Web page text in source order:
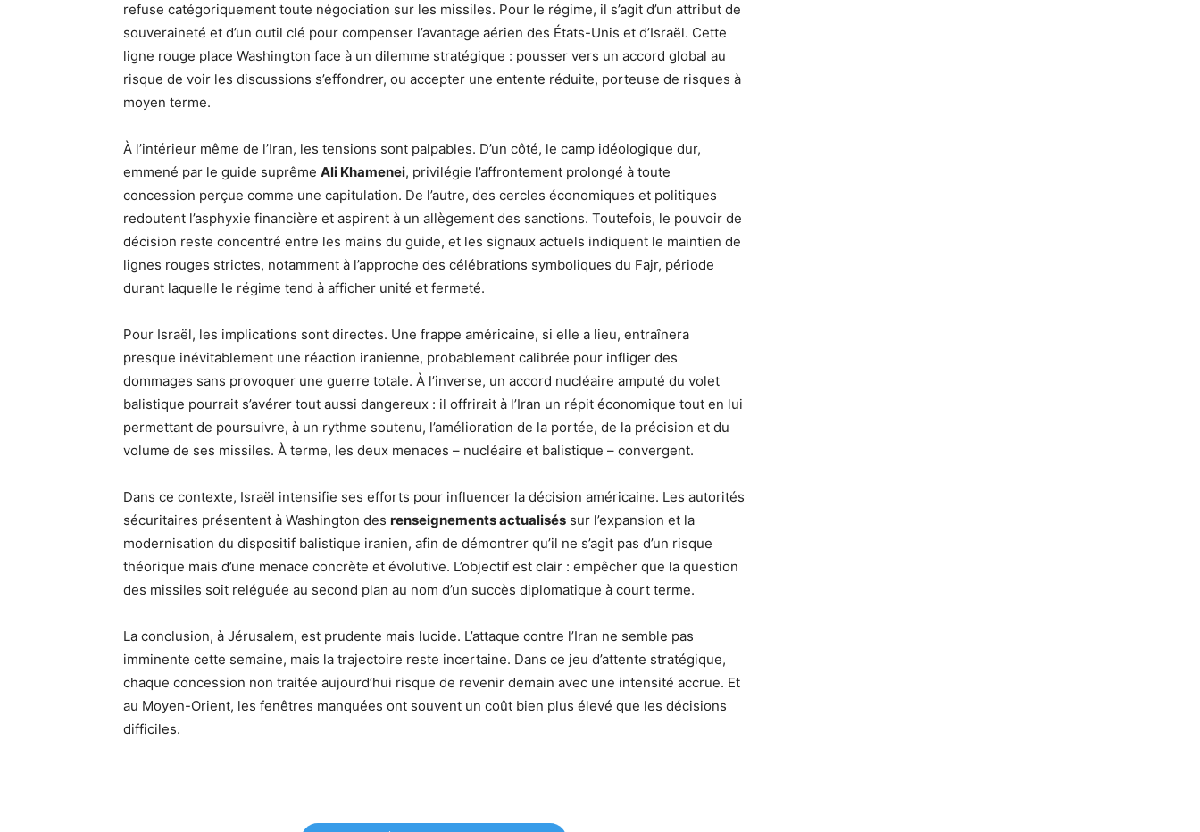
refuse catégoriquement toute négociation sur les missiles. Pour le régime, il s’agit d’un attribut de
souveraineté et d’un outil clé pour compenser l’avantage aérien des États-Unis et d’Israël. Cette
ligne rouge place Washington face à un dilemme stratégique : pousser vers un accord global au
risque de voir les discussions s’effondrer, ou accepter une entente réduite, porteuse de risques à
moyen terme.
À l’intérieur même de l’Iran, les tensions sont palpables. D’un côté, le camp idéologique dur,
emmené par le guide suprême Ali Khamenei, privilégie l’affrontement prolongé à toute
concession perçue comme une capitulation. De l’autre, des cercles économiques et politiques
redoutent l’asphyxie financière et aspirent à un allègement des sanctions. Toutefois, le pouvoir de
décision reste concentré entre les mains du guide, et les signaux actuels indiquent le maintien de
lignes rouges strictes, notamment à l’approche des célébrations symboliques du Fajr, période
durant laquelle le régime tend à afficher unité et fermeté.
Pour Israël, les implications sont directes. Une frappe américaine, si elle a lieu, entraînera
presque inévitablement une réaction iranienne, probablement calibrée pour infliger des
dommages sans provoquer une guerre totale. À l’inverse, un accord nucléaire amputé du volet
balistique pourrait s’avérer tout aussi dangereux : il offrirait à l’Iran un répit économique tout en lui
permettant de poursuivre, à un rythme soutenu, l’amélioration de la portée, de la précision et du
volume de ses missiles. À terme, les deux menaces – nucléaire et balistique – convergent.
Dans ce contexte, Israël intensifie ses efforts pour influencer la décision américaine. Les autorités
sécuritaires présentent à Washington des renseignements actualisés sur l’expansion et la
modernisation du dispositif balistique iranien, afin de démontrer qu’il ne s’agit pas d’un risque
théorique mais d’une menace concrète et évolutive. L’objectif est clair : empêcher que la question
des missiles soit reléguée au second plan au nom d’un succès diplomatique à court terme.
La conclusion, à Jérusalem, est prudente mais lucide. L’attaque contre l’Iran ne semble pas
imminente cette semaine, mais la trajectoire reste incertaine. Dans ce jeu d’attente stratégique,
chaque concession non traitée aujourd’hui risque de revenir demain avec une intensité accrue. Et
au Moyen-Orient, les fenêtres manquées ont souvent un coût bien plus élevé que les décisions
difficiles.